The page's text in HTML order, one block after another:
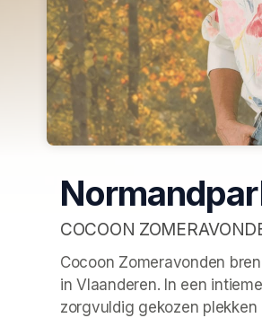
COCOON
Cocoon Zomeravonden
in Vlaanderen. In een
zorgvuldig gekozen